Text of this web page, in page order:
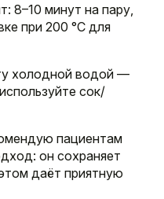
8–10 минут на пару,
при 200 °C для
холодной водой —
сок/
пациентам
он сохраняет
даёт приятную